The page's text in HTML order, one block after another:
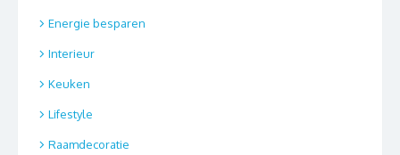
Energie besparen
Interieur
Keuken
Lifestyle
Raamdecoratie